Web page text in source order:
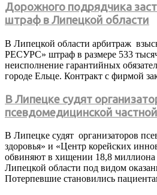
Дорожного подрядчика
штраф в Липецкой области
В Липецкой области арбитраж
РЕСУРС» штраф в размере 533
неисполнение гарантийных
городе Ельце. Контракт с фирмой
В Липецке судят
псевдомедицинской
В Липецке судят организаторов
здоровья» и «Центр корейских
обвиняют в хищении 18,8 миллиона
Липецкой области под видом
Потерпевшие становились